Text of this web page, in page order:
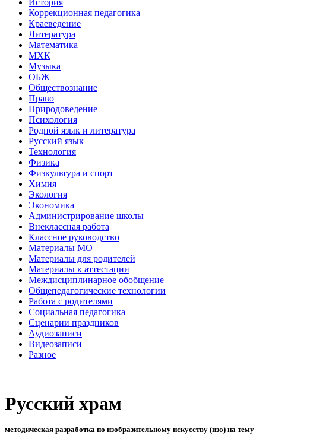
Коррекционная педагогика
Краеведение
Литература
Математика
МХК
Музыка
ОБЖ
Обществознание
Право
Природоведение
Психология
Родной язык и литература
Русский язык
Технология
Физика
Физкультура и спорт
Химия
Экология
Экономика
Администрирование школы
Внеклассная работа
Классное руководство
Материалы МО
Материалы для родителей
Материалы к аттестации
Междисциплинарное обобщение
Общепедагогические технологии
Работа с родителями
Социальная педагогика
Сценарии праздников
Аудиозаписи
Видеозаписи
Разное
Русский храм
методическая разработка по изобразительному искусству (изо) на тему